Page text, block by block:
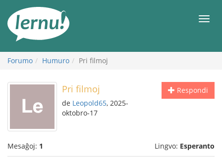
enhavo
Forumo Humuro Pri filmoj
Respondi
Pri filmoj
de Leopold65, 2025-
oktobro-17
Mesaĝoj: 1 Lingvo: Esperanto